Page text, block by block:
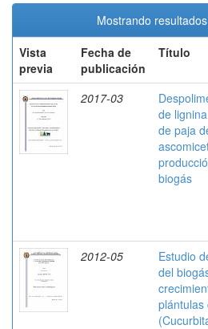
Mostrando
Vista
previa
Fecha de
publicación
Título
2017-03
de
de paja
biogás
2012-05
Estudio
del
plántulas